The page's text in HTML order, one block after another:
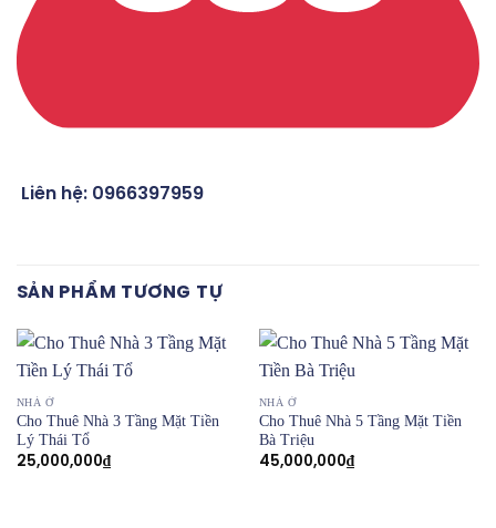
Liên hệ: 0966397959
SẢN PHẨM TƯƠNG TỰ
NHÀ Ở
Cho Thuê Nhà 3 Tầng Mặt Tiền
Lý Thái Tổ
25,000,000₫
NHÀ Ở
Cho Thuê Nhà 5 Tầng Mặt Tiền
Bà Triệu
45,000,000₫